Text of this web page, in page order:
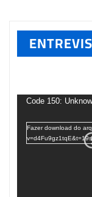
deCode 150:
Fazer download do